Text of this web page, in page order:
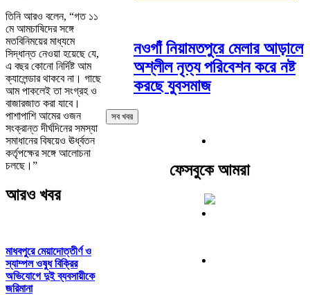
তিনি আরও বলেন, “গত ১১
মে আমচাষিদের সঙ্গে
মতবিনিময়ের মাধ্যমে
সিদ্ধান্ত নেওয়া হয়েছে যে,
এ বছর কোনো নির্দিষ্ট আম
ক্যালেন্ডার থাকবে না। গাছে
আম পাকলেই তা সংগ্রহ ও
বাজারজাত করা যাবে।
পাশাপাশি আমের ওজন
সংক্রান্ত দীর্ঘদিনের সমস্যা
সমাধানের বিষয়েও ঊর্ধ্বতন
কর্তৃপক্ষের সঙ্গে আলোচনা
চলছে।”
আরও খবর
মাধবপুরে মেয়াদোত্তীর্ণ ও
স্যাম্পল ওষুধ বিক্রির
অভিযোগে দুই ব্যবসায়ীকে
জরিমানা
নওগাঁ নিয়ামতপুরে মেলার আড়ালে
অশ্লীল নৃত্য পরিবেশন করে নষ্ট
করছে যুবসমাজ
সব খবর
ফেসবুকে আমরা